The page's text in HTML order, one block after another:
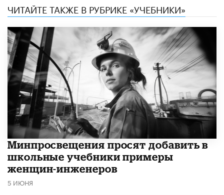
ЧИТАЙТЕ ТАКЖЕ В РУБРИКЕ «УЧЕБНИКИ»
Минпросвещения просят добавить в
школьные учебники примеры
женщин-инженеров
5 ИЮНЯ